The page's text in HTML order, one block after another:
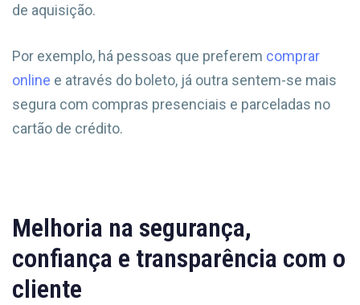
de aquisição.
Por exemplo, há pessoas que preferem comprar
online e através do boleto, já outra sentem-se mais
segura com compras presenciais e parceladas no
cartão de crédito.
Melhoria na segurança,
confiança e transparência com o
cliente